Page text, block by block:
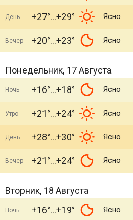
День +27° +29° Ясно
Вечер +20° +23° Ясно
Понедельник, 17 Августа
Ночь +16° +18° Ясно
Утро +21° +24° Ясно
День +28° +30° Ясно
Вечер +21° +24° Ясно
Вторник, 18 Августа
Ночь +16° +19° Ясно